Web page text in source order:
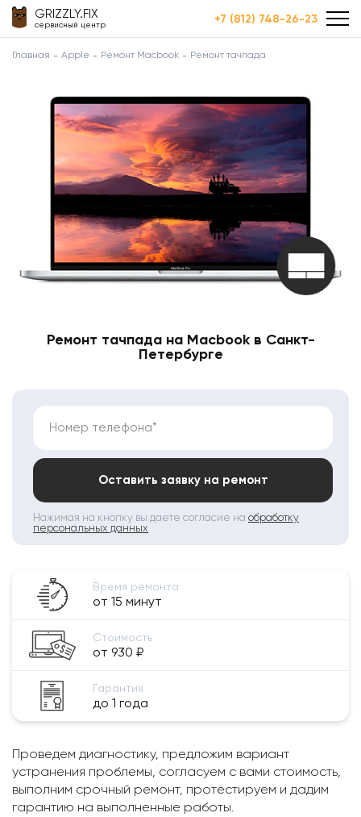
GRIZZLY.FIX
сервисный центр +7 (812) 748-26-23
Главная Apple Ремонт Macbook Ремонт тачпада
Ремонт тачпада на Macbook в Санкт-
Петербурге
Номер телефона*
Оставить заявку на ремонт
Нажимая на кнопку вы даете согласие на обработку
персональных данных
Время ремонта
от 15 минут
Стоимость
от 930 ₽
Гарантия
до 1 года
Проведем диагностику, предложим вариант
устранения проблемы, согласуем с вами стоимость,
выполним срочный ремонт, протестируем и дадим
гарантию на выполненные работы.